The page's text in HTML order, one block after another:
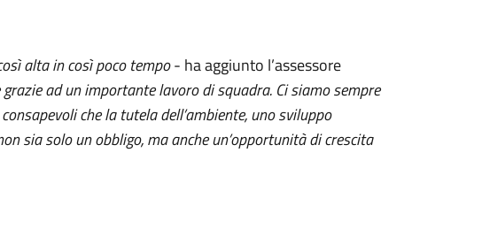
alta in così poco tempo- ha aggiunto l’assessore
ad un importante lavoro di squadra. Ci siamo sempre
che la tutela dell’ambiente, uno sviluppo
sia solo un obbligo, ma anche un’opportunità di crescita